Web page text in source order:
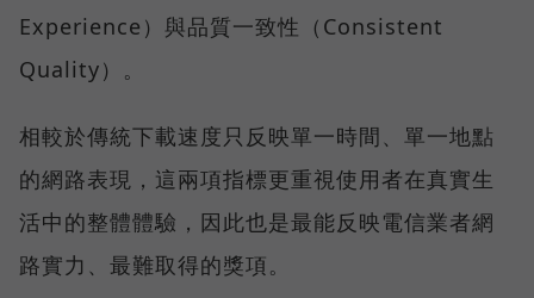
Experience）與品質一致性（Consistent
Quality）。
相較於傳統下載速度只反映單一時間、單一地點
的網路表現，這兩項指標更重視使用者在真實生
活中的整體體驗，因此也是最能反映電信業者網
路實力、最難取得的獎項。